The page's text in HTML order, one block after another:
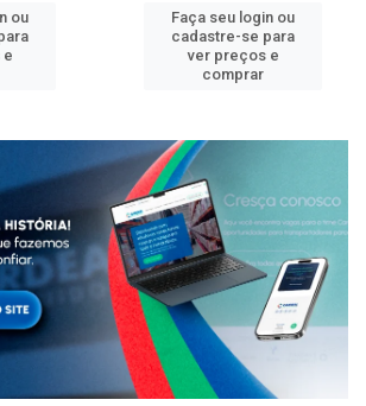
ou
e
Faça seu login ou
cadastre-se para
ver preços e
comprar